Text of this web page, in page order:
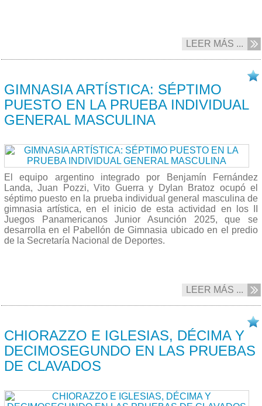
LEER MÁS ...
GIMNASIA ARTÍSTICA: SÉPTIMO
PUESTO EN LA PRUEBA INDIVIDUAL
GENERAL MASCULINA
El equipo argentino integrado por Benjamín Fernández
Landa, Juan Pozzi, Vito Guerra y Dylan Bratoz ocupó el
séptimo puesto en la prueba individual general masculina de
gimnasia artística, en el inicio de esta actividad en los II
Juegos Panamericanos Junior Asunción 2025, que se
desarrolla en el Pabellón de Gimnasia ubicado en el predio
de la Secretaría Nacional de Deportes.
LEER MÁS ...
CHIORAZZO E IGLESIAS, DÉCIMA Y
DECIMOSEGUNDO EN LAS PRUEBAS
DE CLAVADOS